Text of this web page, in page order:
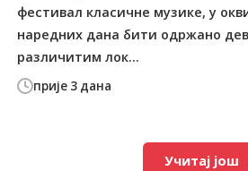
прије 3 дана
фестивал класичне музике, у
наредних дана бити одржано
различитим лок...
Учитај још